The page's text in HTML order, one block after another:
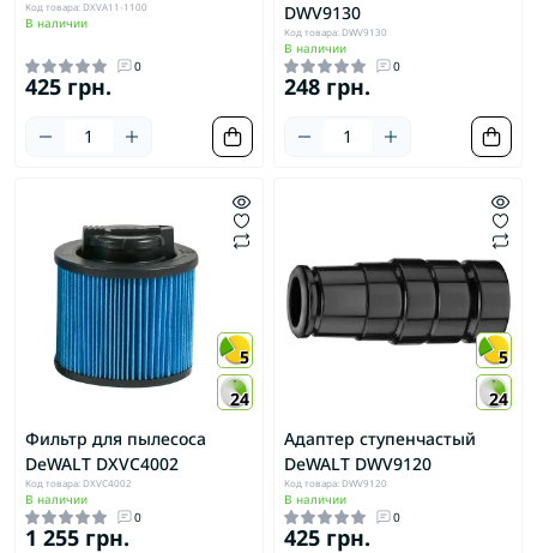
Код товара: DXVA11-1100
В наличии
0
425 грн.
DWV9130
Код товара: DWV9130
В наличии
0
248 грн.
5
24
Фильтр для пылесоса
DeWALT DXVC4002
Код товара: DXVC4002
В наличии
0
1 255 грн.
5
24
Адаптер ступенчастый
DeWALT DWV9120
Код товара: DWV9120
В наличии
0
425 грн.